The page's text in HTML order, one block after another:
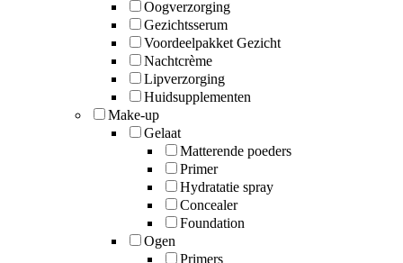
Oogverzorging
Gezichtsserum
Voordeelpakket Gezicht
Nachtcrème
Lipverzorging
Huidsupplementen
Make-up
Gelaat
Matterende poeders
Primer
Hydratatie spray
Concealer
Foundation
Ogen
Primers